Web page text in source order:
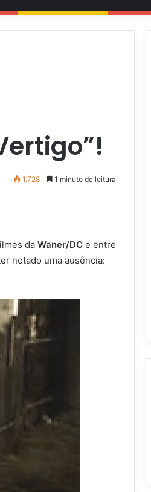
1.728 1 minuto de leitura
da Waner/DC e entre
notado uma ausência: